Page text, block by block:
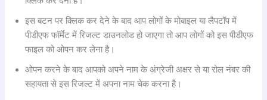
इस बटन पर क्लिक कर देने के बाद आप लोगों के मोबाइल या लैपटॉप में
पीडीएफ फॉर्मेट में रिजल्ट डाउनलोड हो जाएगा तो आप लोगों को इस पीडीएफ
फाइल को ओपन कर लेना है।
ओपन करने के बाद आपको अपने नाम के अंग्रेजी अक्षर से या रोल नंबर की
सहायता से इस रिजल्ट में अपना नाम चेक करना है।